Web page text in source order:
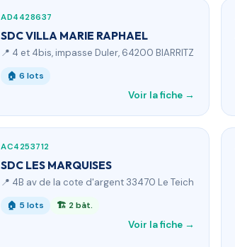
AD4428637
SDC VILLA MARIE RAPHAEL
📍 4 et 4bis, impasse Duler, 64200 BIARRITZ
🏠 6 lots
Voir la fiche →
AC4253712
SDC LES MARQUISES
📍 4B av de la cote d'argent 33470 Le Teich
🏠 5 lots 🏗 2 bât.
Voir la fiche →